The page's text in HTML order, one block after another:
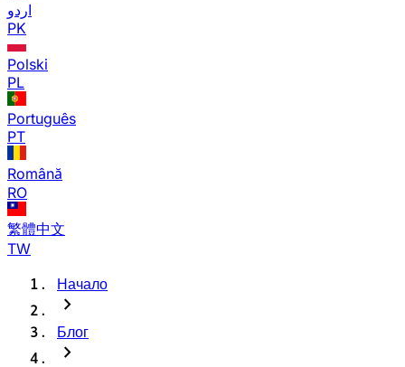
اردو
PK
Polski
PL
Português
PT
Română
RO
繁體中文
TW
Начало
chevron_right
Блог
chevron_right